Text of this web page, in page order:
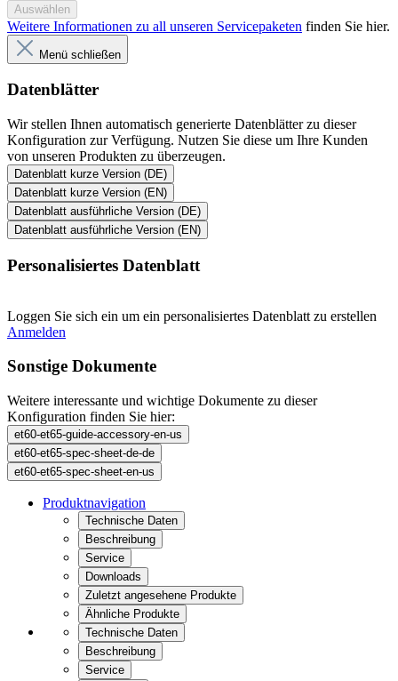
Auswählen
Weitere Informationen zu all unseren Servicepaketen finden Sie hier.
Menü schließen
Datenblätter
Wir stellen Ihnen automatisch generierte Datenblätter zu dieser
Konfiguration zur Verfügung. Nutzen Sie diese um Ihre Kunden
von unseren Produkten zu überzeugen.
Datenblatt kurze Version (DE)
Datenblatt kurze Version (EN)
Datenblatt ausführliche Version (DE)
Datenblatt ausführliche Version (EN)
Personalisiertes Datenblatt
Loggen Sie sich ein um ein personalisiertes Datenblatt zu erstellen
Anmelden
Sonstige Dokumente
Weitere interessante und wichtige Dokumente zu dieser
Konfiguration finden Sie hier:
et60-et65-guide-accessory-en-us
et60-et65-spec-sheet-de-de
et60-et65-spec-sheet-en-us
Produktnavigation
Technische Daten
Beschreibung
Service
Downloads
Zuletzt angesehene Produkte
Ähnliche Produkte
Technische Daten
Beschreibung
Service